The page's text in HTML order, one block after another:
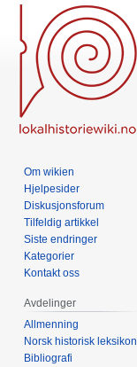
Om wikien
Hjelpesider
Diskusjonsforum
Tilfeldig artikkel
Siste endringer
Kategorier
Kontakt oss
Avdelinger
Allmenning
Norsk historisk leksikon
Bibliografi